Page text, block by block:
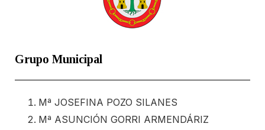
Grupo Municipal
Mª JOSEFINA POZO SILANES
Mª ASUNCIÓN GORRI ARMENDÁRIZ